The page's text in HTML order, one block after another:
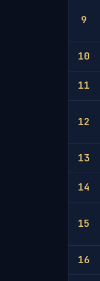
9
10
11
12
13
14
15
16